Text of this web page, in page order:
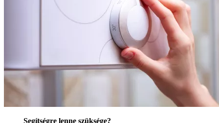
Segítségre lenne szüksége?